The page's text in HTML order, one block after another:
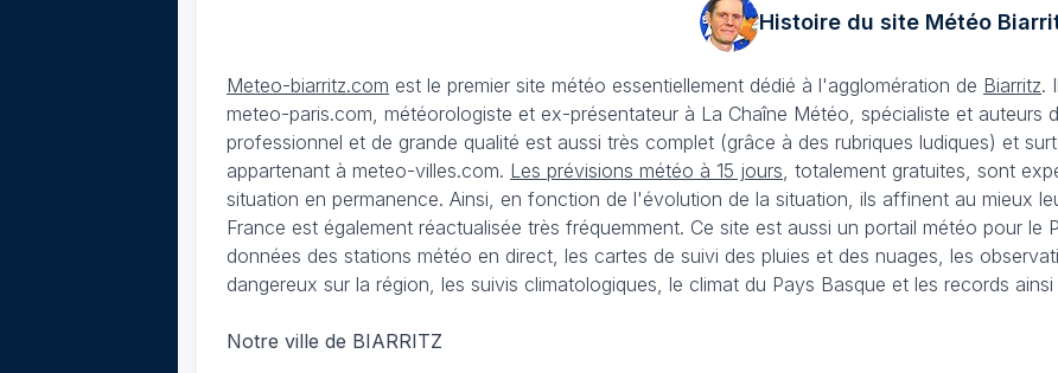
Histoire du site Météo
Meteo-biarritz.com est le premier site météo essentiellement dédié à l'agglomération de Biarritz.
meteo-paris.com, météorologiste et ex-présentateur à La Chaîne Météo, spécialiste et auteurs
professionnel et de grande qualité est aussi très complet (grâce à des rubriques ludiques) et
appartenant à meteo-villes.com. Les prévisions météo à 15 jours , totalement gratuites, sont
situation en permanence. Ainsi, en fonction de l'évolution de la situation, ils affinent au mieux
France est également réactualisée très fréquemment. Ce site est aussi un portail météo pour
données des stations météo en direct, les cartes de suivi des pluies et des nuages, les
dangereux sur la région, les suivis climatologiques, le climat du Pays Basque et les records
Notre ville de BIARRITZ